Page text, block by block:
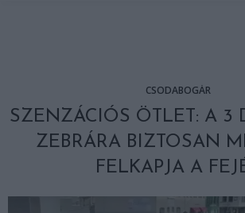
CSODABOGÁR
SZENZÁCIÓS ÖTLET: A 3
ZEBRÁRA BIZTOSAN
FELKAPJA A